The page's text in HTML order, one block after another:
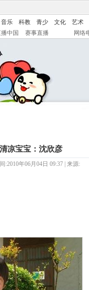
音乐 科教 青少 文化 艺术
中国
赛事直播 网络
凉宝宝：沈欣彦
:2010年06月04日 09:37 | 来源: